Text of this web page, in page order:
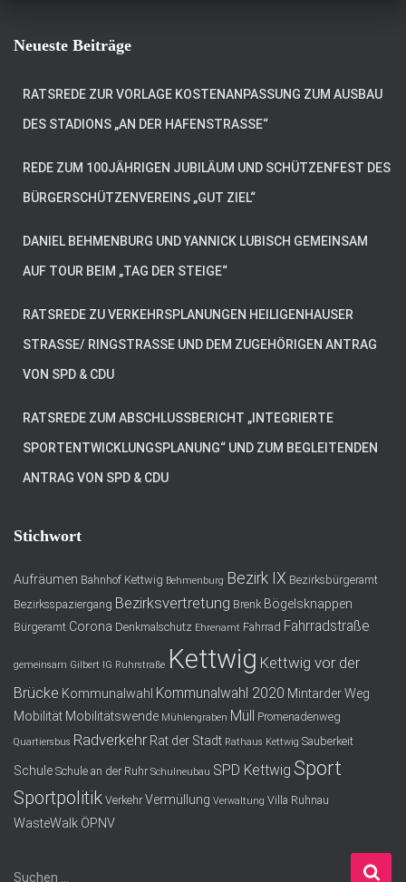
Neueste Beiträge
RATSREDE ZUR VORLAGE KOSTENANPASSUNG ZUM AUSBAU
DES STADIONS „AN DER HAFENSTRASSE“
REDE ZUM 100JÄHRIGEN JUBILÄUM UND SCHÜTZENFEST DES
BÜRGERSCHÜTZENVEREINS „GUT ZIEL“
DANIEL BEHMENBURG UND YANNICK LUBISCH GEMEINSAM
AUF TOUR BEIM „TAG DER STEIGE“
RATSREDE ZU VERKEHRSPLANUNGEN HEILIGENHAUSER
STRASSE/ RINGSTRASSE UND DEM ZUGEHÖRIGEN ANTRAG VO
N SPD & CDU
RATSREDE ZUM ABSCHLUSSBERICHT „INTEGRIERTE
SPORTENTWICKLUNGSPLANUNG“ UND ZUM BEGLEITENDEN
ANTRAG VON SPD & CDU
Stichwort
Aufräumen Bahnhof Kettwig Behmenburg Bezirk IX Bezirksbürgeramt
Bezirksspaziergang Bezirksvertretung Brenk Bögelsknappen
Bürgeramt Corona Denkmalschutz Ehrenamt Fahrrad Fahrradstraße
gemeinsam Gilbert IG Ruhrstraße Kettwig Kettwig vor der
Brücke Kommunalwahl Kommunalwahl 2020 Mintarder Weg
Mobilität Mobilitätswende Mühlengraben Müll Promenadenweg
Quartiersbus Radverkehr Rat der Stadt Rathaus Kettwig Sauberkeit
Schule Schule an der Ruhr Schulneubau SPD Kettwig Sport
Sportpolitik Verkehr Vermüllung Verwaltung Villa Ruhnau
WasteWalk ÖPNV
S
Suchen …